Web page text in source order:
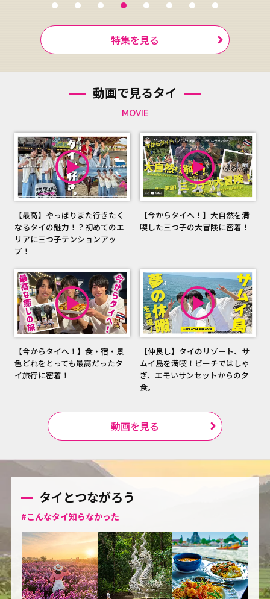
特集を見る
動画で見るタイ
MOVIE
【最高】やっぱりまた行きたく
なるタイの魅力！？初めてのエ
リアに三つ子テンションアッ
プ！
【今からタイへ！】大自然を満
喫した三つ子の大冒険に密着！
【今からタイへ！】食・宿・景
色どれをとっても最高だったタ
イ旅行に密着！
【仲良し】タイのリゾート、サ
ムイ島を満喫！ビーチではしゃ
ぎ、エモいサンセットからの夕
食。
動画を見る
タイとつながろう
#こんなタイ知らなかった